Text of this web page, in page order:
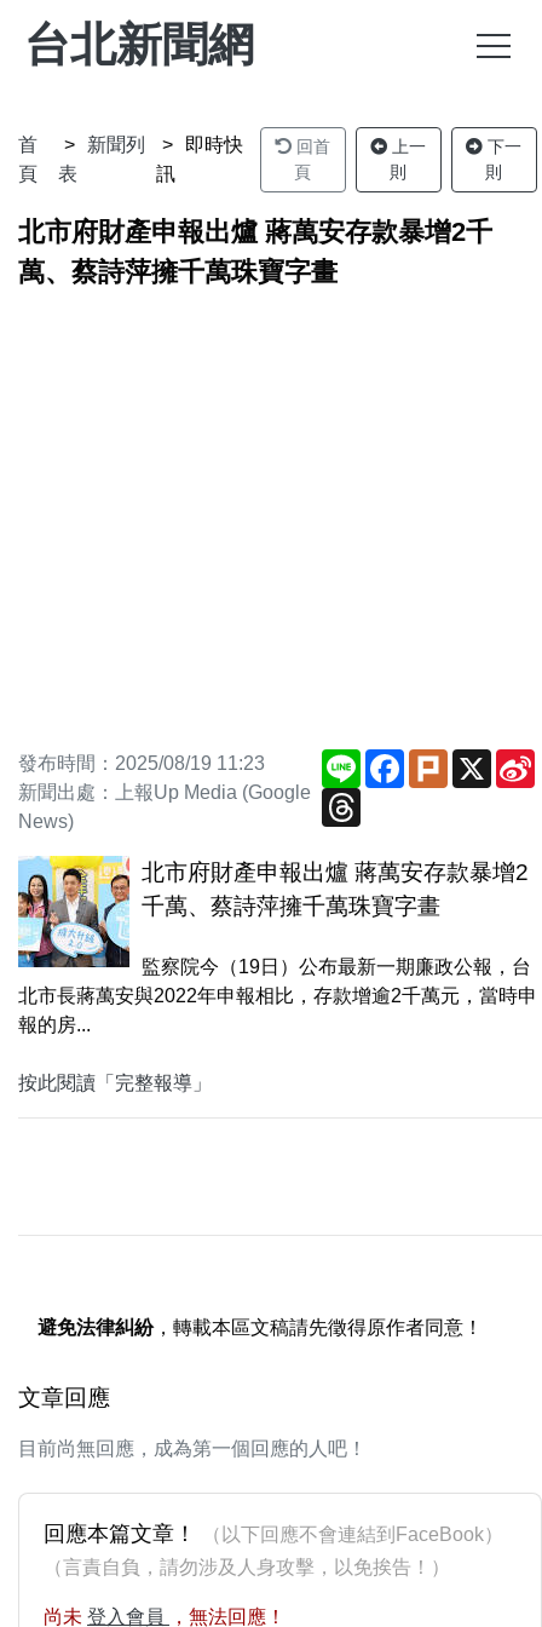
台北新聞網
首
頁
新聞列
表
即時快
訊
回首
頁
上一
則
下一
則
北市府財產申報出爐 蔣萬安存款暴增2千
萬、蔡詩萍擁千萬珠寶字畫
發布時間：2025/08/19 11:23
新聞出處：上報Up Media (Google
News)
Line Facebook
PlurkX
Threads
北市府財產申報出爐 蔣萬安存款暴增2
千萬、蔡詩萍擁千萬珠寶字畫
監察院今（19日）公布最新一期廉政公報，台
北市長蔣萬安與2022年申報相比，存款增逾2千萬元，當時申
報的房...
按此閱讀「完整報導」
避免法律糾紛，轉載本區文稿請先徵得原作者同意！
文章回應
目前尚無回應，成為第一個回應的人吧！
回應本篇文章！
（以下回應不會連結到FaceBook）
（言責自負，請勿涉及人身攻擊，以免挨告！）
尚未 登入會員 ，無法回應！